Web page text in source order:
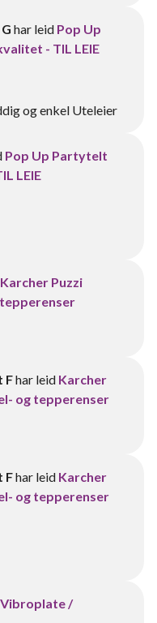
har leid Pop Up
- TIL LEIE
og enkel Uteleier
Pop Up Partytelt
LEIE
Karcher Puzzi
Fhar leid Karcher
og tepperenser
Fhar leid Karcher
og tepperenser
Vibroplate /